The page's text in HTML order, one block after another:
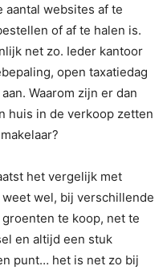
websites af te
of af te halen is.
net zo. Ieder kantoor
open taxatiedag
Waarom zijn er dan
huis in de verkoop zetten
het vergelijk met
wel, bij verschillende
te koop, net te
en altijd een stuk
punt… het is net zo bij